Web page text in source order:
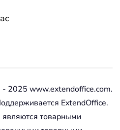
2025 www.extendoffice.com.
ExtendOffice.
являются товарными